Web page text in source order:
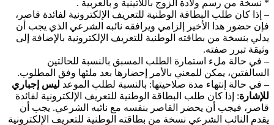
* نسخة من رسم ولادة الزوج باللاتينية و بالعربية .
– إذا كان طلب البطاقة الوطنية للتعريف الإلكترونية لفائدة قاصر،
فإن حضور هدا الأخير إلزامي ويرافقه نائبه الشرعي الذي يجب أن
يدلي بنسخة من بطاقته الوطنية للتعريف الإلكترونية بالإضافة إلى
وثيقة تبرر صفته.
– في حالة ملء استمارة الطلب المسبق بالنسبة للحالتين
السالفتين، يمكن للمعني بالأمر إحضارها بعد ملئها وفق المطلوب.
– في حالة إنتهاء مدة صلاحيتها: بالنسبة لطلب الموعد ليس إجباري
للإشارة: إذا كان طلب البطاقة الوطنية للتعريف الإلكترونية لفائدة
قاصر، فيجب أن يحضر القاصر بنفسه مع نائبه الشرعي. يجب أن
يقدم النائب الشرعي نسخة من بطاقته الوطنية للتعريف الإلكترونية